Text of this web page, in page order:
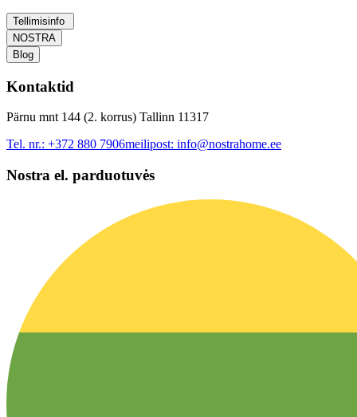
Tellimisinfo
NOSTRA
Blog
Kontaktid
Pärnu mnt 144 (2. korrus) Tallinn 11317
Tel. nr.: +372 880 7906meilipost: info@nostrahome.ee
Nostra el. parduotuvės